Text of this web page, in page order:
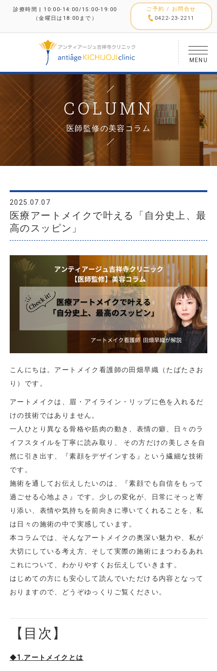
診療時間 | 10:00-14:00/15:00-19:00
（金曜日は18:00まで）
ご予約 / お問合せ
0422-23-2211
MENU
COLUMN
医師監修の美容コラム
2025.07.07
医療アートメイクで叶える「自分史上、最
高のスッピン」
こんにちは。アートメイク看護師の田畑早織（たばたさお
り）です。
アートメイクは、眉・アイライン・リップに色を入れるだ
けの技術ではありません。
一人ひとり異なる骨格や筋肉の動き、表情の癖、日々のラ
イフスタイルを丁寧に読み取り、 その方だけの美しさを自
然に引き出す、『素顔をデザインする』という繊細な技術
です。
施術を通してお伝えしたいのは、『素顔でも自信をもって
過ごせる心地よさ』です。少しの変化が、日常にそっと寄
り添い、表情や気持ちを前向きに導いてくれることを、私
は日々の施術の中で実感しています。
本コラムでは、そんなアートメイクの奥深い魅力や、私が
大切にしている考え方、そして実際の施術にまつわるあれ
これについて、わかりやすくお伝えしていきます。
はじめての方にも安心して読んでいただける内容となって
おりますので、どうぞゆっくりご覧ください。
【目次】
◆1.アートメイクとは